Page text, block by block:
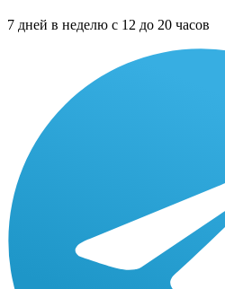
7 дней в неделю с 12 до 20 часов